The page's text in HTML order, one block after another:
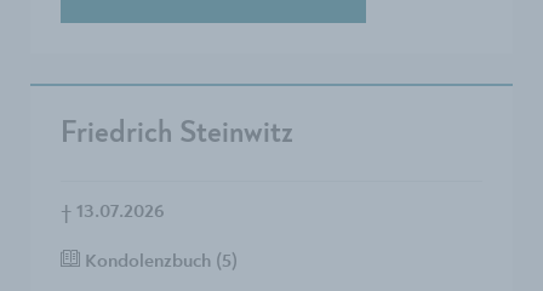
Friedrich Steinwitz
† 13.07.2026
Kondolenzbuch (5)